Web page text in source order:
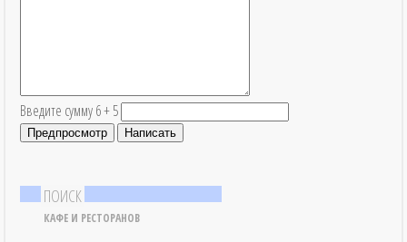
Введите сумму 6 + 5
ПОИСК
КАФЕ И РЕСТОРАНОВ